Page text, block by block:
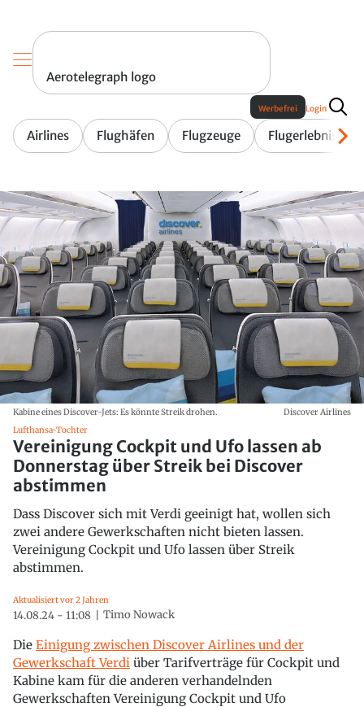
Aerotelegraph logo
Airlines Flughäfen Flugzeuge Flugerlebnis
Werbefrei Login
Kabine eines Discover-Jets: Es könnte Streik drohen.
Discover Airlines
Lufthansa-Tochter
Vereinigung Cockpit und Ufo lassen ab
Donnerstag über Streik bei Discover
abstimmen
Dass Discover sich mit Verdi geeinigt hat, wollen sich
zwei andere Gewerkschaften nicht bieten lassen.
Vereinigung Cockpit und Ufo lassen über Streik
abstimmen.
Aktualisiert vor 2 Jahren
14.08.24 - 11:08 Timo Nowack
Die Einigung zwischen Discover Airlines und der
Gewerkschaft Verdi über Tarifverträge für Cockpit und
Kabine kam für die anderen verhandelnden
Gewerkschaften Vereinigung Cockpit und Ufo